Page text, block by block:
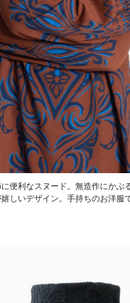
便利なスヌード。無造作にかぶ
しいデザイン。手持ちのお洋服